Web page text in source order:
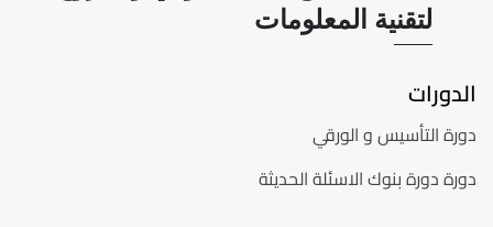
لتقنية المعلومات
الدورات
دورة التأسيس و الورقي
دورة دورة بنوك الاسئلة الحديثة